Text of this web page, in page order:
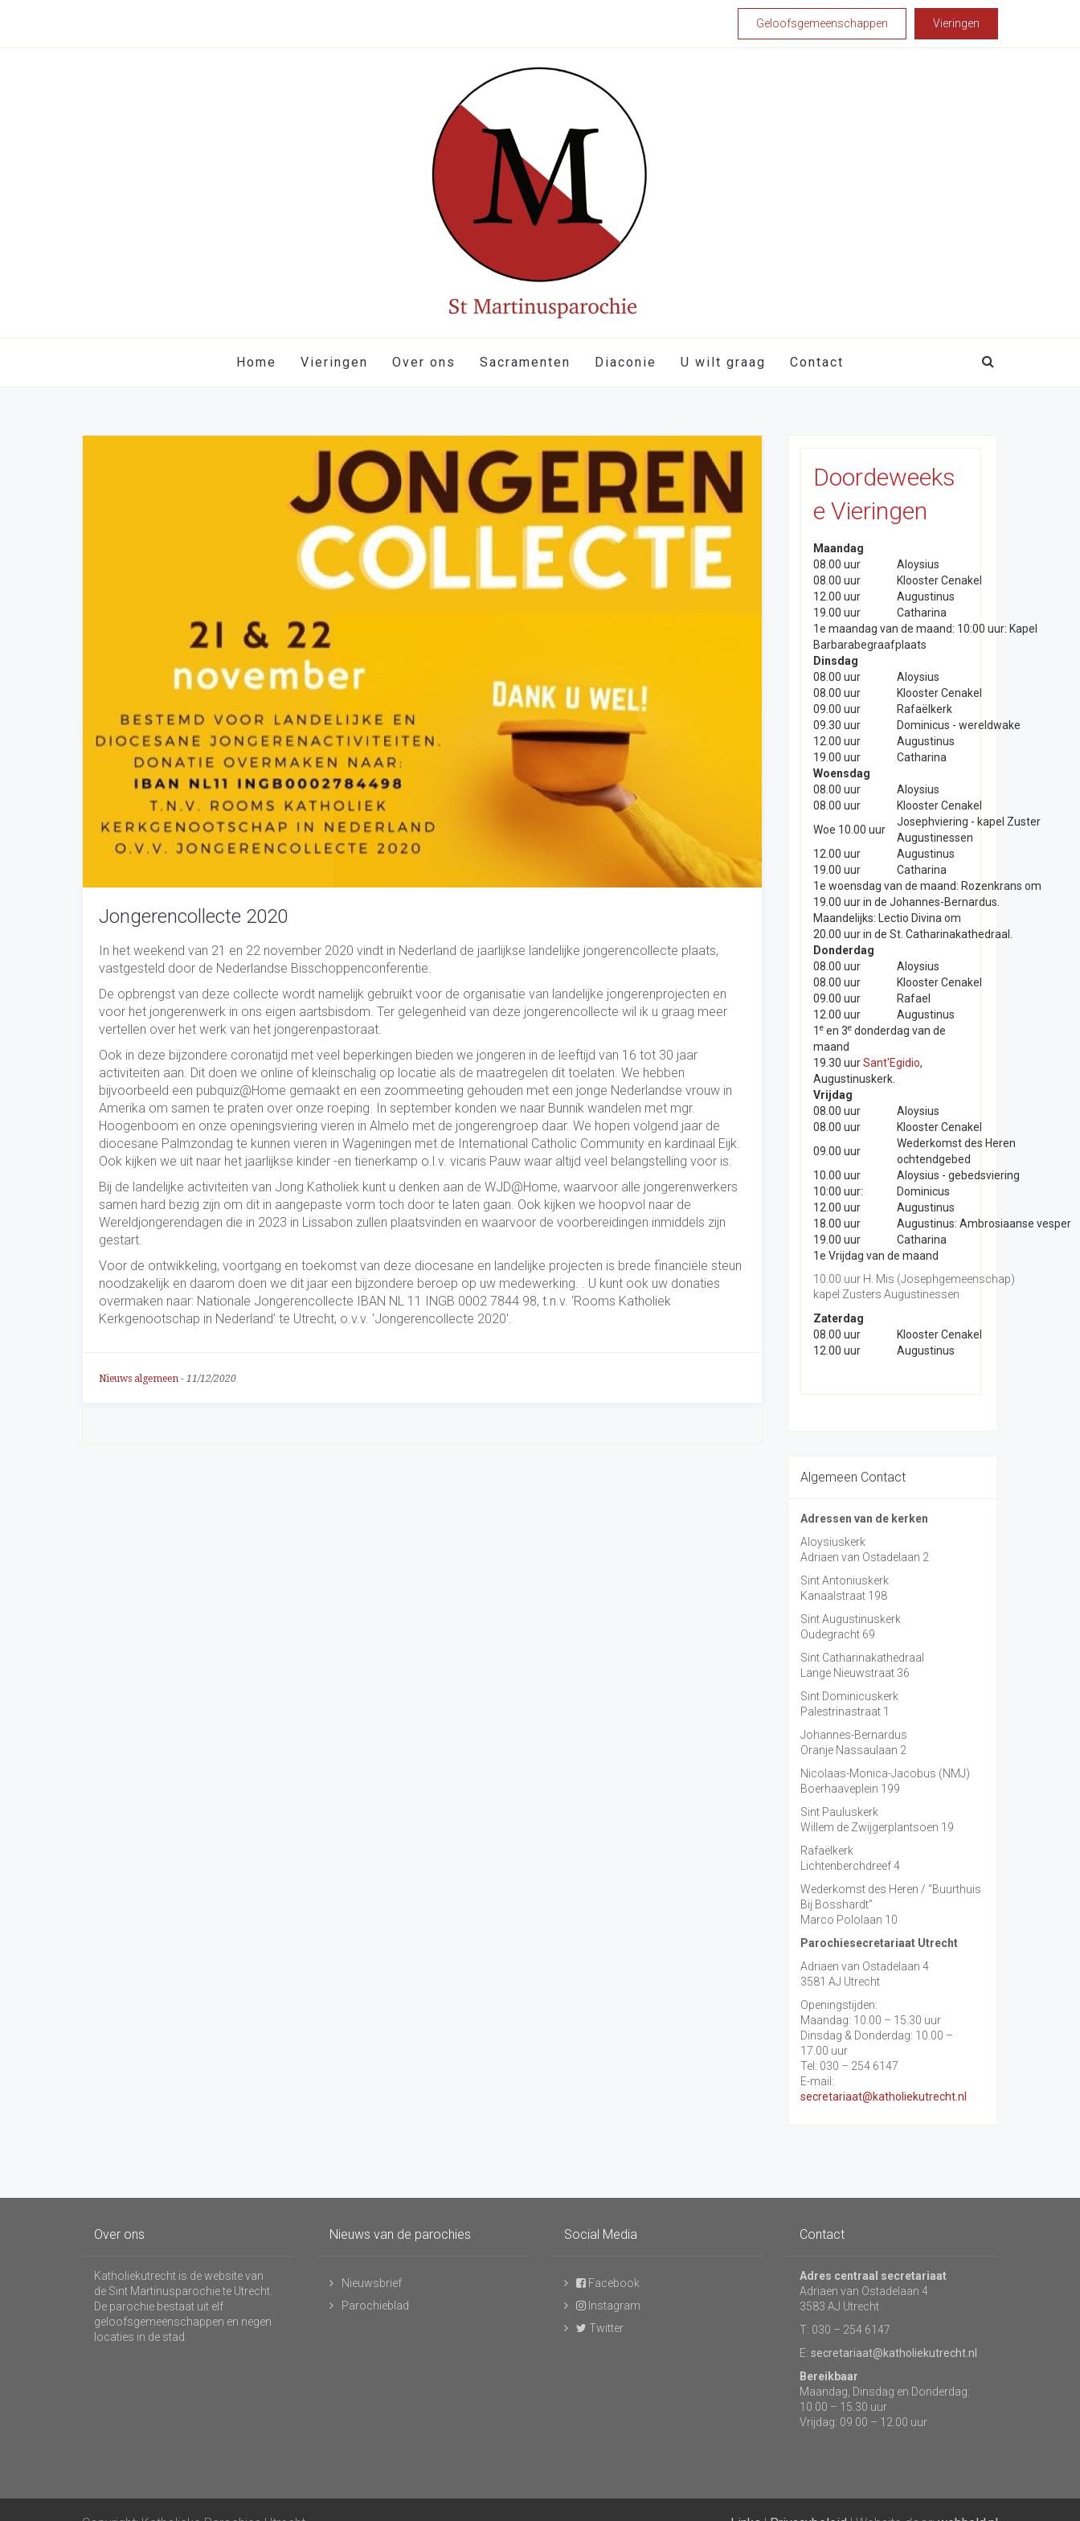
Geloofsgemeenschappen Vieringen
Home Vieringen Over ons Sacramenten Diaconie U wilt graag Contact
Jongerencollecte 2020
In het weekend van 21 en 22 november 2020 vindt in Nederland de jaarlijkse landelijke jongerencollecte plaats,
vastgesteld door de Nederlandse Bisschoppenconferentie.
De opbrengst van deze collecte wordt namelijk gebruikt voor de organisatie van landelijke jongerenprojecten en
voor het jongerenwerk in ons eigen aartsbisdom. Ter gelegenheid van deze jongerencollecte wil ik u graag meer
vertellen over het werk van het jongerenpastoraat.
Ook in deze bijzondere coronatijd met veel beperkingen bieden we jongeren in de leeftijd van 16 tot 30 jaar
activiteiten aan. Dit doen we online of kleinschalig op locatie als de maatregelen dit toelaten. We hebben
bijvoorbeeld een pubquiz@Home gemaakt en een zoommeeting gehouden met een jonge Nederlandse vrouw in
Amerika om samen te praten over onze roeping. In september konden we naar Bunnik wandelen met mgr.
Hoogenboom en onze openingsviering vieren in Almelo met de jongerengroep daar. We hopen volgend jaar de
diocesane Palmzondag te kunnen vieren in Wageningen met de International Catholic Community en kardinaal Eijk.
Ook kijken we uit naar het jaarlijkse kinder -en tienerkamp o.l.v. vicaris Pauw waar altijd veel belangstelling voor is.
Bij de landelijke activiteiten van Jong Katholiek kunt u denken aan de WJD@Home, waarvoor alle jongerenwerkers
samen hard bezig zijn om dit in aangepaste vorm toch door te laten gaan. Ook kijken we hoopvol naar de
Wereldjongerendagen die in 2023 in Lissabon zullen plaatsvinden en waarvoor de voorbereidingen inmiddels zijn
gestart.
Voor de ontwikkeling, voortgang en toekomst van deze diocesane en landelijke projecten is brede financiële steun
noodzakelijk en daarom doen we dit jaar een bijzondere beroep op uw medewerking. . U kunt ook uw donaties
overmaken naar: Nationale Jongerencollecte IBAN NL 11 INGB 0002 7844 98, t.n.v. ‘Rooms Katholiek
Kerkgenootschap in Nederland’ te Utrecht, o.v.v. 'Jongerencollecte 2020'.
Nieuws algemeen - 11/12/2020
Doordeweeks
e Vieringen
Maandag
08.00 uur
Aloysius
08.00 uur
Klooster Cenakel
12.00 uur
Augustinus
19.00 uur
Catharina
1e maandag van de maand: 10:00 uur: Kapel
Barbarabegraafplaats
Dinsdag
08.00 uur
Aloysius
08.00 uur
Klooster Cenakel
09.00 uur
Rafaëlkerk
09.30 uur
Dominicus - wereldwake
12.00 uur
Augustinus
19.00 uur
Catharina
Woensdag
08.00 uur
Aloysius
08.00 uur
Klooster Cenakel
Woe 10.00 uur
Josephviering - kapel Zuster
Augustinessen
12.00 uur
Augustinus
19.00 uur
Catharina
1e woensdag van de maand: Rozenkrans om
19.00 uur in de Johannes-Bernardus.
Maandelijks: Lectio Divina om
20.00 uur in de St. Catharinakathedraal.
Donderdag
08.00 uur
Aloysius
08.00 uur
Klooster Cenakel
09.00 uur
Rafael
12.00 uur
Augustinus
1 een 3edonderdag van de
maand
19.30 uurSant'Egidio,
Augustinuskerk.
Vrijdag
08.00 uur
Aloysius
08.00 uur
Klooster Cenakel
09.00 uur
Wederkomst des Heren
ochtendgebed
10.00 uur
Aloysius - gebedsviering
10:00 uur:
Dominicus
12.00 uur
Augustinus
18.00 uur
Augustinus: Ambrosiaanse vesper
19.00 uur
Catharina
1e Vrijdag van de maand
10.00 uur H. Mis (Josephgemeenschap)
kapel Zusters Augustinessen
Zaterdag
08.00 uur
Klooster Cenakel
12.00 uur
Augustinus
Algemeen Contact
Adressen van de kerken
Aloysiuskerk
Adriaen van Ostadelaan 2
Sint Antoniuskerk
Kanaalstraat 198
Sint Augustinuskerk
Oudegracht 69
Sint Catharinakathedraal
Lange Nieuwstraat 36
Sint Dominicuskerk
Palestrinastraat 1
Johannes-Bernardus
Oranje Nassaulaan 2
Nicolaas-Monica-Jacobus (NMJ)
Boerhaaveplein 199
Sint Pauluskerk
Willem de Zwijgerplantsoen 19
Rafaëlkerk
Lichtenberchdreef 4
Wederkomst des Heren / “Buurthuis
Bij Bosshardt”
Marco Pololaan 10
Parochiesecretariaat Utrecht
Adriaen van Ostadelaan 4
3581 AJ Utrecht
Openingstijden:
Maandag: 10.00 – 15.30 uur
Dinsdag & Donderdag: 10.00 –
17.00 uur
Tel: 030 – 254 6147
E-mail:
secretariaat@katholiekutrecht.nl
Over ons
Katholiekutrecht is de website van
de Sint Martinusparochie te Utrecht.
De parochie bestaat uit elf
geloofsgemeenschappen en negen
locaties in de stad.
Nieuws van de parochies
Nieuwsbrief
Parochieblad
Social Media
Facebook
Instagram
Twitter
Contact
Adres centraal secretariaat
Adriaen van Ostadelaan 4
3583 AJ Utrecht
T: 030 – 254 6147
E: secretariaat@katholiekutrecht.nl
Bereikbaar
Maandag, Dinsdag en Donderdag:
10.00 – 15.30 uur
Vrijdag: 09.00 – 12.00 uur